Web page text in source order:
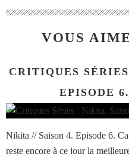
VOUS
CRITIQUES
EPISODE
Nikita // Saison 4. Episode 6.
reste encore à ce jour la